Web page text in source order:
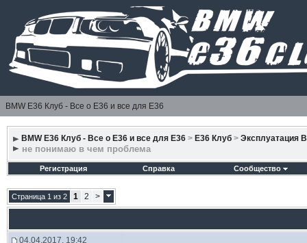
BMW E36 Клуб - Все о Е36 и все для Е36
BMW E36 Клуб - Все о Е36 и все для Е36 > E36 Клуб > Эксплуатация
не понимаю в чем проблема
Регистрация Справка Сообщество
Страница 1 из 2 1 2 >
04.04.2017, 19:42